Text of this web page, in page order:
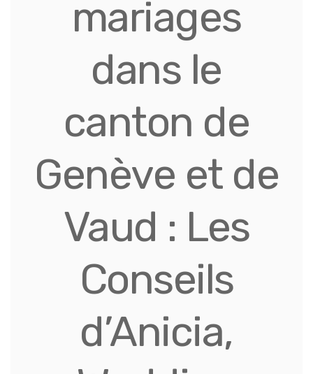
mariages
dans le
canton de
Genève et de
Vaud : Les
Conseils
d’Anicia,